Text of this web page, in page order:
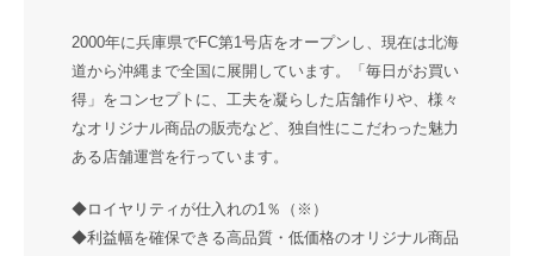
2000年に兵庫県でFC第1号店をオープンし、現在は北海
道から沖縄まで全国に展開しています。「毎日がお買い
得」をコンセプトに、工夫を凝らした店舗作りや、様々
なオリジナル商品の販売など、独自性にこだわった魅力
ある店舗運営を行っています。
◆ロイヤリティが仕入れの1％（※）
◆利益幅を確保できる高品質・低価格のオリジナル商品